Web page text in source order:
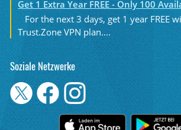
Get 1 Extra Year FREE - Only 100
For the next 3 days, get 1 year FREE
Trust.Zone VPN plan....
Soziale Netzwerke